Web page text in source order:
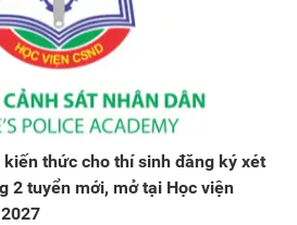
thức cho thí sinh đăng ký xét
2 tuyển mới, mở tại Học viện